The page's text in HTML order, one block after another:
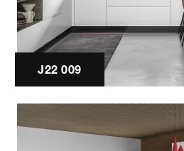
J22 009